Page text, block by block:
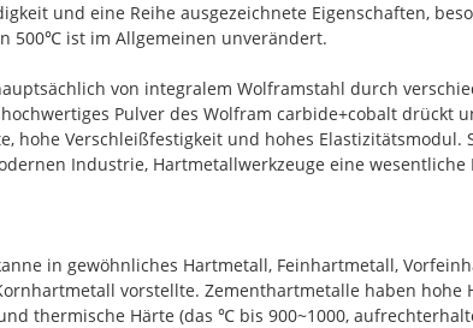
und eine Reihe ausgezeichnete Eigenschaften,
500℃ ist im Allgemeinen unverändert.
von integralem Wolframstahl durch
Pulver des Wolfram carbide+cobalt drückt
hohe Verschleißfestigkeit und hohes Elastizitätsmodul.
Industrie, Hartmetallwerkzeuge eine
in gewöhnliches Hartmetall, Feinhartmetall,
vorstellte. Zementhartmetalle haben hohe
thermische Härte (das ℃ bis 900~1000,